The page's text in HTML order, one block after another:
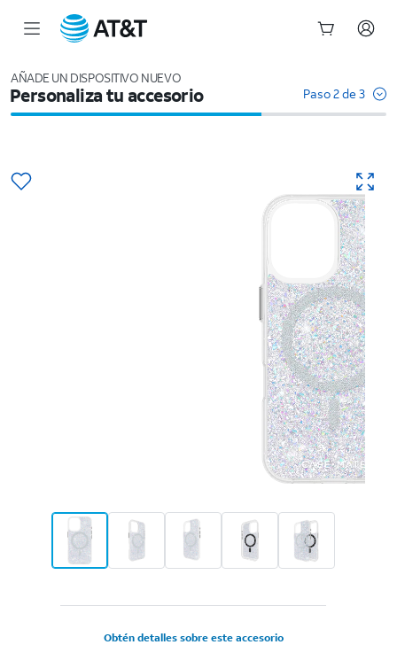
AÑADE UN DISPOSITIVO NUEVO
Personaliza tu accesorio Paso 2 de 3
Obtén detalles sobre este accesorio